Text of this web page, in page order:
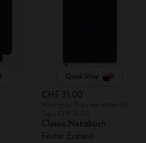
Quick Shop
CHF 31.00
Classic Notizbuch
Fester Einband